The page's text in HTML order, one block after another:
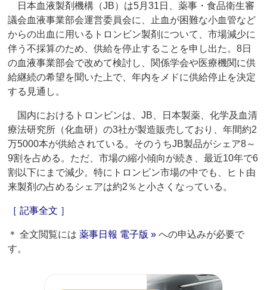
日本血液製剤機構（JB）は5月31日、薬事・食品衛生審
議会血液事業部会運営委員会に、止血が困難な小血管など
からの出血に用いるトロンビン製剤について、市場減少に
伴う不採算のため、供給を停止することを申し出た。8日
の血液事業部会で改めて検討し、関係学会や医療機関に供
給継続の希望を聞いた上で、年内をメドに供給停止を決定
する見通し。
国内におけるトロンビンは、JB、日本製薬、化学及血清
療法研究所（化血研）の3社が製造販売しており、年間約2
万5000本が供給されている。そのうちJB製品がシェア8～
9割を占める。ただ、市場の縮小傾向が続き、最近10年で6
割以下にまで減少。特にトロンビン市場の中でも、ヒト由
来製剤の占めるシェアは約2％と小さくなっている。
［ 記事全文 ］
＊ 全文閲覧には薬事日報 電子版 » への申込みが必要で
す。